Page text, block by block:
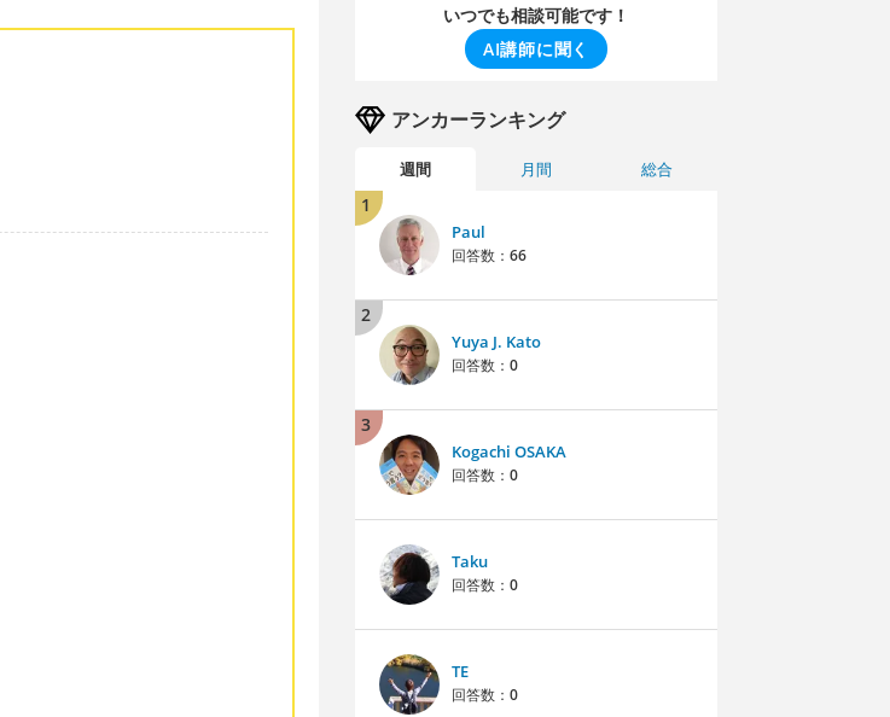
いつでも相談可能です！
AI講師に聞く
アンカーランキング
週間 月間 総合
1
Paul
回答数： 66
2
Yuya J. Kato
回答数： 0
3
Kogachi OSAKA
回答数： 0
Taku
回答数： 0
TE
回答数： 0